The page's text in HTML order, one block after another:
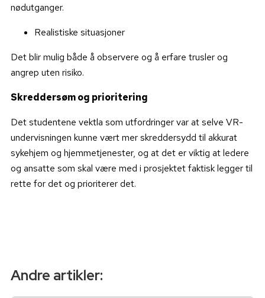
nødutganger.
Realistiske situasjoner
Det blir mulig både å observere og å erfare trusler og
angrep uten risiko.
Skreddersøm og prioritering
Det studentene vektla som utfordringer var at selve VR-
undervisningen kunne vært mer skreddersydd til akkurat
sykehjem og hjemmetjenester, og at det er viktig at ledere
og ansatte som skal være med i prosjektet faktisk legger til
rette for det og prioriterer det.
Andre artikler: